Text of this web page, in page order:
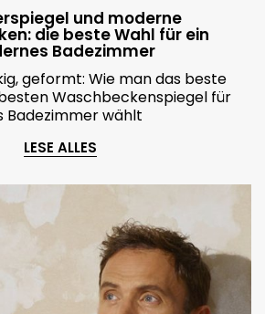
und moderne
die beste Wahl für ein
Badezimmer
geformt: Wie man das beste
Waschbeckenspiegel für
Badezimmer wählt
LESE ALLES